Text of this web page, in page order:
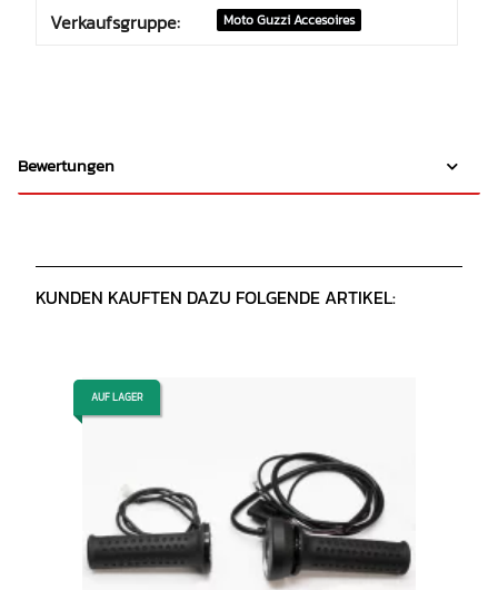
Verkaufsgruppe: Moto Guzzi Accesoires
Bewertungen
KUNDEN KAUFTEN DAZU FOLGENDE ARTIKEL:
AUF LAGER